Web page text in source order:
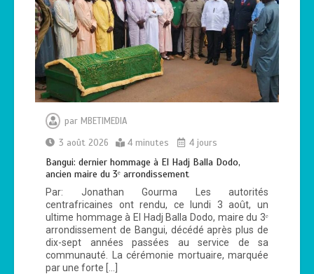
par MBETIMEDIA
3 août 2026
4 minutes 4 jours
Bangui: dernier hommage à El Hadj Balla Dodo,
ancien maire du 3ᵉ arrondissement
Par: Jonathan Gourma Les autorités
centrafricaines ont rendu, ce lundi 3 août, un
ultime hommage à El Hadj Balla Dodo, maire du 3ᵉ
arrondissement de Bangui, décédé après plus de
dix-sept années passées au service de sa
communauté. La cérémonie mortuaire, marquée
par une forte […]